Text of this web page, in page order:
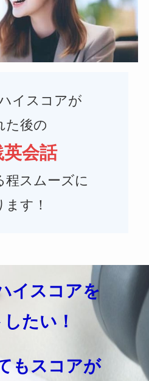
イスコアが
た後の
英会話
程スムーズに
ます！
イスコアを
たい！
もスコアが